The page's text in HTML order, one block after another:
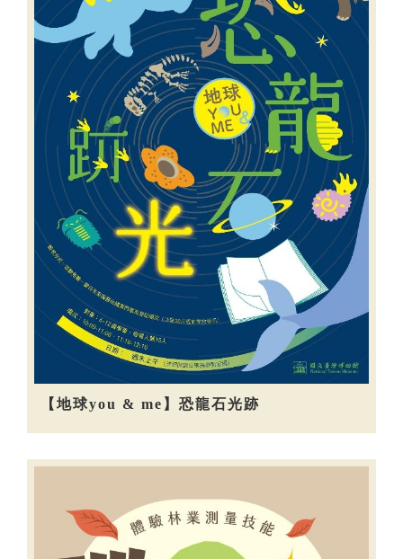
【地球you & me】恐龍石光跡